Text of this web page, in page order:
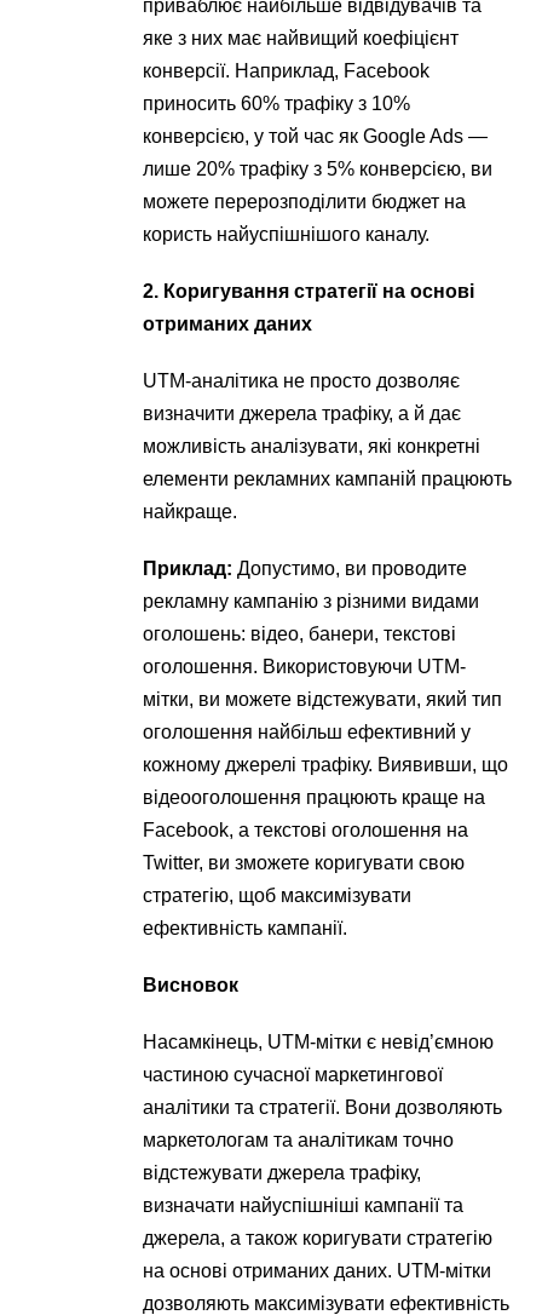
приваблює найбільше відвідувачів та
яке з них має найвищий коефіцієнт
конверсії. Наприклад, Facebook
приносить 60% трафіку з 10%
конверсією, у той час як Google Ads —
лише 20% трафіку з 5% конверсією, ви
можете перерозподілити бюджет на
користь найуспішнішого каналу.
2. Коригування стратегії на основі
отриманих даних
UTM-аналітика не просто дозволяє
визначити джерела трафіку, а й дає
можливість аналізувати, які конкретні
елементи рекламних кампаній працюють
найкраще.
Приклад: Допустимо, ви проводите
рекламну кампанію з різними видами
оголошень: відео, банери, текстові
оголошення. Використовуючи UTM-
мітки, ви можете відстежувати, який тип
оголошення найбільш ефективний у
кожному джерелі трафіку. Виявивши, що
відеооголошення працюють краще на
Facebook, а текстові оголошення на
Twitter, ви зможете коригувати свою
стратегію, щоб максимізувати
ефективність кампанії.
Висновок
Насамкінець, UTM-мітки є невід’ємною
частиною сучасної маркетингової
аналітики та стратегії. Вони дозволяють
маркетологам та аналітикам точно
відстежувати джерела трафіку,
визначати найуспішніші кампанії та
джерела, а також коригувати стратегію
на основі отриманих даних. UTM-мітки
дозволяють максимізувати ефективність